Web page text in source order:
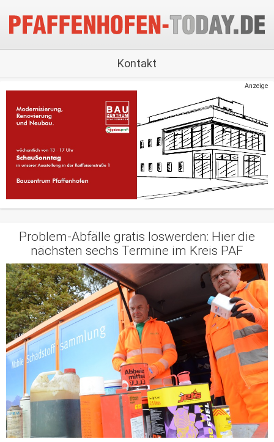
Kontakt
Anzeige
Problem-Abfälle gratis loswerden: Hier die
nächsten sechs Termine im Kreis PAF